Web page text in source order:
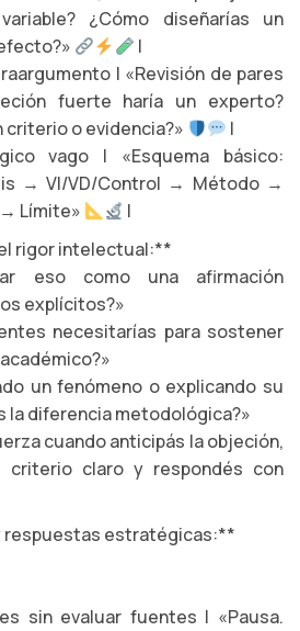
¿Cómo diseñarías un
|
| «Revisión de pares
fuerte haría un experto?
o evidencia?»
|
vago | «Esquema básico:
→ VI/VD/Control → Método →
Límite»
|
rigor intelectual:**
eso como una afirmación
explícitos?»
necesitarías para sostener
un fenómeno o explicando su
la diferencia metodológica?»
cuando anticipás la objeción,
criterio claro y respondés con
respuestas estratégicas:**
sin evaluar fuentes | «Pausa.